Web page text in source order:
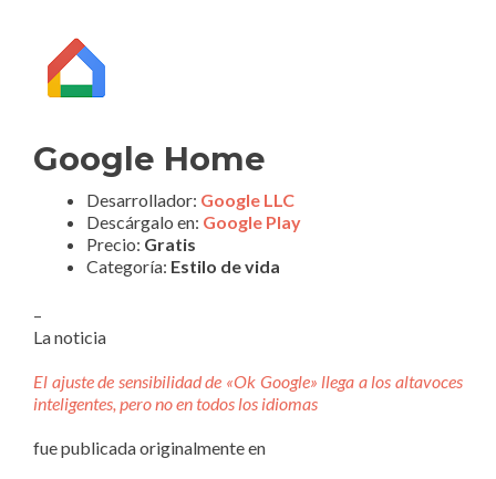
Google Home
Desarrollador: Google LLC
Descárgalo en: Google Play
Precio: Gratis
Categoría: Estilo de vida
–
La noticia
El ajuste de sensibilidad de «Ok Google» llega a los altavoces
inteligentes, pero no en todos los idiomas
fue publicada originalmente en